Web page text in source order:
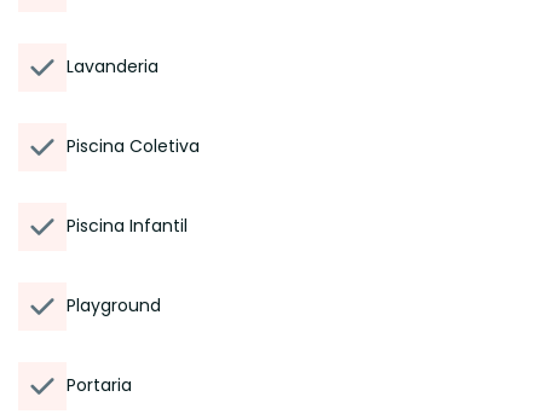
Lavanderia
Piscina Coletiva
Piscina Infantil
Playground
Portaria